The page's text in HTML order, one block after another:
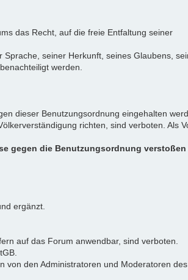
das Recht, auf die freie Entfaltung seiner
seiner Herkunft, seines Glaubens,
werden.
dieser Benutzungsordnung eingehalten
richten, sind verboten. Als
gegen die Benutzungsordnung verstoßen
ergänzt.
auf das Forum anwendbar, sind verboten.
von den Administratoren und Moderatoren des